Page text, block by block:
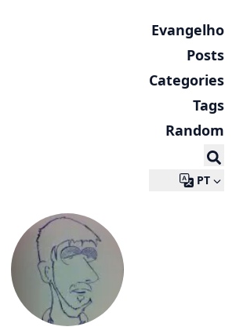
Evangelho
Posts
Categories
Tags
Random
PT